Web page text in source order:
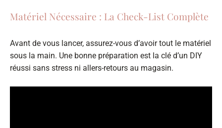
Matériel Nécessaire : La Check-List Complète
Avant de vous lancer, assurez-vous d’avoir tout le matériel
sous la main. Une bonne préparation est la clé d’un DIY
réussi sans stress ni allers-retours au magasin.